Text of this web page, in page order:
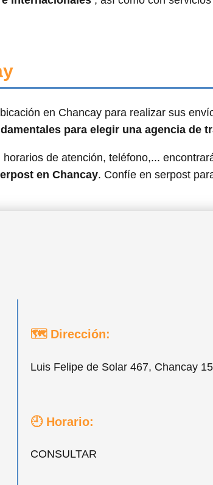
en Chancay para realizar sus
para elegir una agencia de
de atención, teléfono,...
en Chancay. Confíe en serpost
🗺 Dirección:
Luis Felipe de Solar 467, Chancay
🕘 Horario:
CONSULTAR